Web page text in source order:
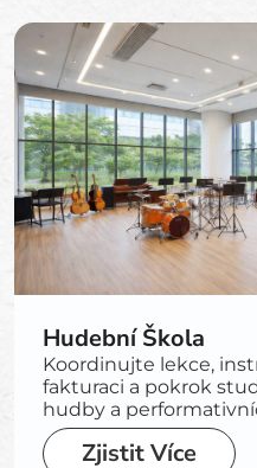
Hudební Škola
Koordinujte lekce,
fakturaci a pokrok
hudby a
Zjistit Více